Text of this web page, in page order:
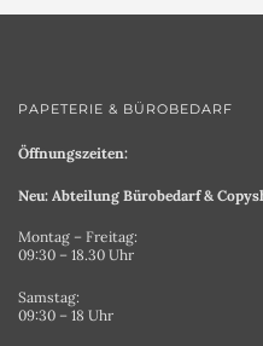
PAPETERIE & BÜROBEDARF
Öffnungszeiten:
Neu: Abteilung Bürobedarf &
Montag – Freitag:
09:30 – 18.30 Uhr
Samstag:
09:30 – 18 Uhr